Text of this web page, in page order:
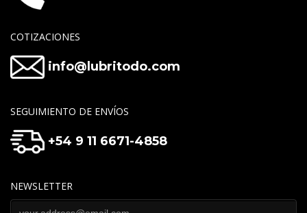
COTIZACIONES
info@lubritodo.com
SEGUIMIENTO DE ENVÍOS
+54 9 11 6671-4858
NEWSLETTER